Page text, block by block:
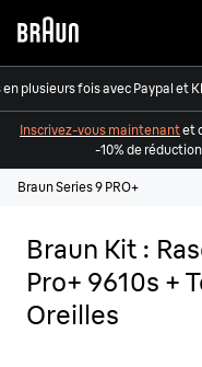
plusieurs fois avec Paypal et
Inscrivez-vous maintenantet
-10% de
Braun Series 9 PRO+
Braun Kit :
Pro+ 9610s +
Oreilles